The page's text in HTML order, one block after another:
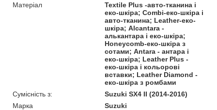
Матеріал
Textile Plus -авто-тканина і
еко-шкіра; Combi-еко-шкіра і
авто-тканина; Leather-еко-
шкіра; Alcantara -
алькантара і еко-шкіра;
Honeycomb-еко-шкіра з
сотами; Antara - антара і
еко-шкіра; Leather Plus -
еко-шкіра і кольорові
вставки; Leather Diamond -
еко-шкіра з ромбами
Сумісність з:
Suzuki SX4 II (2014-2016)
Марка
Suzuki